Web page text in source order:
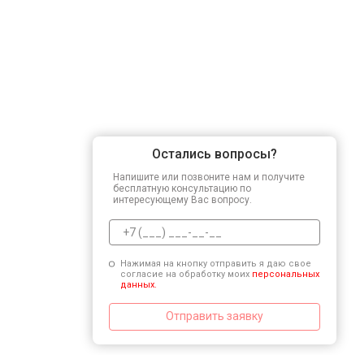
Остались вопросы?
Напишите или позвоните нам и получите
бесплатную консультацию по
интересующему Вас вопросу.
Нажимая на кнопку отправить я даю свое
согласие на обработку моих персональных
данных.
Отправить заявку